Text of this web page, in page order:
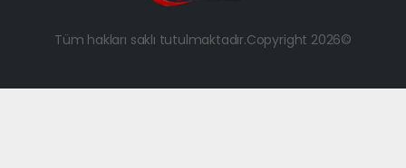
Tüm hakları saklı tutulmaktadır.Copyright 2026©